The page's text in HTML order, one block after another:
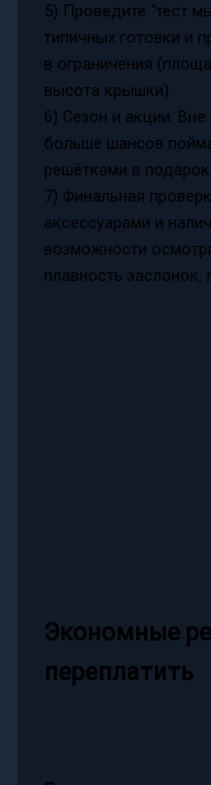
5) Проведите “тест
типичных готовки и
в ограничения
высота крышки).
6) Сезон и акции.
больше шансов
решётками в подарок.
7) Финальная
аксессуарами и
возможности
плавность
Экономные
переплатить